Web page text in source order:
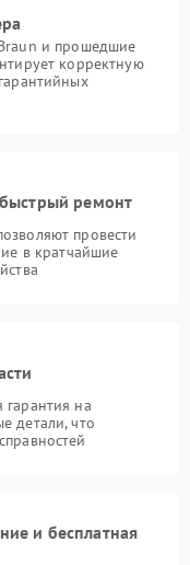
и прошедшие
корректную
ремонт
провести
в кратчайшие
гарантия на
детали, что
и бесплатная